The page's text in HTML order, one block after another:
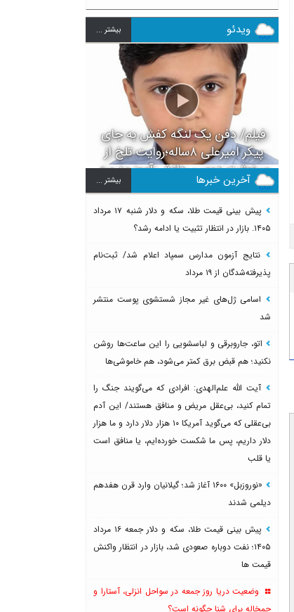
ویدئو بيشتر ...
فیلم/ دفن یک لنگه کفش به جای
پیکر امیرعلی ۸ساله؛روایت تلخ از
سرنوشت دومین دانش آموز مدرسه
میناب بعد از ماکان
آخرین خبرها بيشتر ...
پیش بینی قیمت طلا، سکه و دلار شنبه ۱۷ مرداد
۱۴۰۵. بازار در انتظار تثبیت یا ادامه رشد؟
نتایج آزمون مدارس سمپاد اعلام شد/ ثبت‌نام
پذیرفته‌شدگان از ۱۹ مرداد
اسامی ژل‌های غیر مجاز شستشوی پوست منتشر
شد
اتو، جاروبرقی و لباسشویی را این ساعت‌ها روشن
نکنید؛ هم قبض برق کمتر می‌شود، هم خاموشی‌ها
آیت الله علم‌الهدی: افرادی که می‌گویند جنگ را
تمام کنید، بی‌عقل مریض و منافق هستند/ این آدم
بی‌عقلی که می‌گوید آمریکا ۱۰ هزار دلار دارد و ما هزار
دلار داریم، پس ما شکست خورده‌ایم، یا منافق است
یا قلب
«نوروزبل» ۱۶۰۰ آغاز شد؛ گیلانیان وارد قرن هفدهم
دیلمی شدند
پیش بینی قیمت طلا، سکه و دلار جمعه ۱۶ مرداد
۱۴۰۵؛ نفت دوباره صعودی شد، بازار در انتظار واکنش
قیمت ها
وضعیت دریا روز جمعه در سواحل انزلی، آستارا و
چمخاله برای شنا چگونه است؟